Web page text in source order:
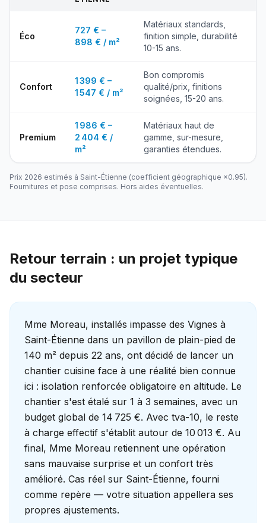
Éco
727 € –
898 € / m²
Matériaux standards,
finition simple, durabilité
10-15 ans.
Confort
1 399 € –
1 547 € / m²
Bon compromis
qualité/prix, finitions
soignées, 15-20 ans.
Premium
1 986 € –
2 404 € /
m²
Matériaux haut de
gamme, sur-mesure,
garanties étendues.
Prix 2026 estimés à Saint-Étienne (coefficient géographique ×0.95).
Fournitures et pose comprises. Hors aides éventuelles.
Retour terrain : un projet typique
du secteur
Mme Moreau, installés impasse des Vignes à
Saint-Étienne dans un pavillon de plain-pied de
140 m² depuis 22 ans, ont décidé de lancer un
chantier cuisine face à une réalité bien connue
ici : isolation renforcée obligatoire en altitude. Le
chantier s'est étalé sur 1 à 3 semaines, avec un
budget global de 14 725 €. Avec tva-10, le reste
à charge effectif s'établit autour de 10 013 €. Au
final, Mme Moreau retiennent une opération
sans mauvaise surprise et un confort très
amélioré. Cas réel sur Saint-Étienne, fourni
comme repère — votre situation appellera ses
propres ajustements.